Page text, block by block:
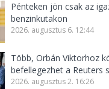
Pénteken jön csak az
benzinkutakon
2026. augusztus 6. 12:44
Több, Orbán Viktorhoz
befellegezhet a Reuters
2026. augusztus 2. 16:26